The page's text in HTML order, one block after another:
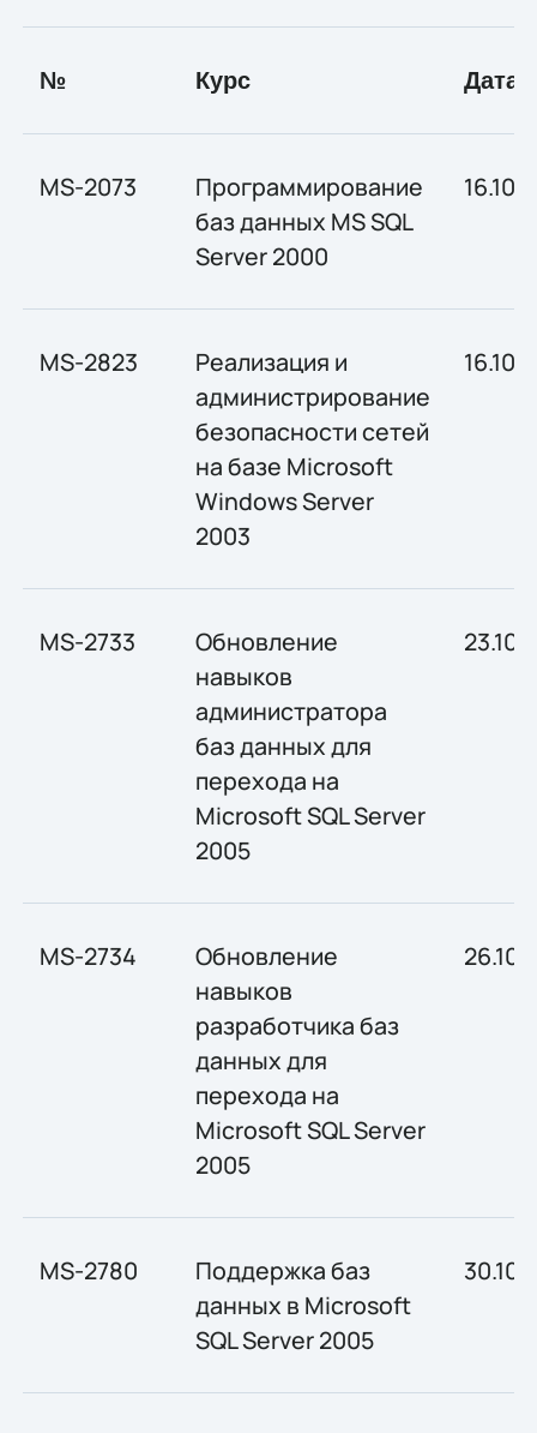
№ Курс Дата
MS-2073
Программирование
баз данных MS SQL
Server 2000
16.10-
MS-2823
Реализация и
администрирование
безопасности сетей
на базе Microsoft
Windows Server
2003
16.10-
MS-2733
Обновление
навыков
администратора
баз данных для
перехода на
Microsoft SQL Server
2005
23.10-
MS-2734
Обновление
навыков
разработчика баз
данных для
перехода на
Microsoft SQL Server
2005
26.10-
MS-2780
Поддержка баз
данных в Microsoft
SQL Server 2005
30.10-